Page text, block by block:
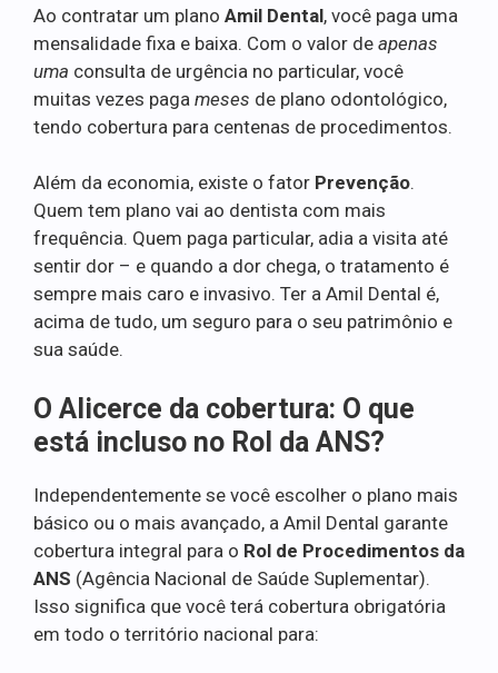
Ao contratar um plano Amil Dental, você paga uma
mensalidade fixa e baixa. Com o valor de apenas
uma consulta de urgência no particular, você
muitas vezes paga meses de plano odontológico,
tendo cobertura para centenas de procedimentos.
Além da economia, existe o fator Prevenção.
Quem tem plano vai ao dentista com mais
frequência. Quem paga particular, adia a visita até
sentir dor – e quando a dor chega, o tratamento é
sempre mais caro e invasivo. Ter a Amil Dental é,
acima de tudo, um seguro para o seu patrimônio e
sua saúde.
O Alicerce da cobertura: O que
está incluso no Rol da ANS?
Independentemente se você escolher o plano mais
básico ou o mais avançado, a Amil Dental garante
cobertura integral para o Rol de Procedimentos da
ANS (Agência Nacional de Saúde Suplementar).
Isso significa que você terá cobertura obrigatória
em todo o território nacional para: